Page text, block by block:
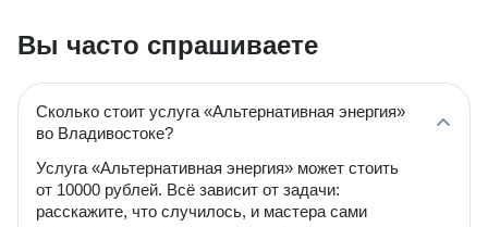
Вы часто спрашиваете
Сколько стоит услуга «Альтернативная энергия»
во Владивостоке?
Услуга «Альтернативная энергия» может стоить
от 10000 рублей. Всё зависит от задачи:
расскажите, что случилось, и мастера сами